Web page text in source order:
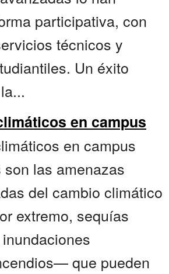
participativa, con
técnicos y
Un éxito
en campus
en campus
las amenazas
del cambio climático
extremo, sequías
que pueden